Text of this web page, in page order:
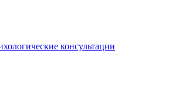
консультации